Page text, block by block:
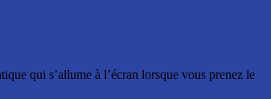
qui s’allume à l’écran lorsque vous prenez le